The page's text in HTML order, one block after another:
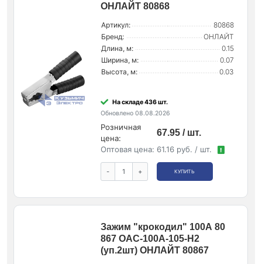
ОНЛАЙТ 80868
Артикул:
80868
Бренд:
ОНЛАЙТ
Длина, м:
0.15
Ширина, м:
0.07
Высота, м:
0.03
На складе 436 шт.
Обновлено 08.08.2026
Розничная
цена:
67.95 / шт.
Оптовая цена: 61.16 руб. / шт. !
- + КУПИТЬ
Зажим "крокодил" 100А 80
867 OAC-100A-105-H2
(уп.2шт) ОНЛАЙТ 80867